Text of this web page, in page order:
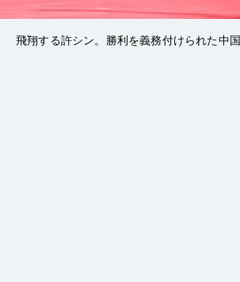
飛翔する許シン。勝利を義務付けられた中